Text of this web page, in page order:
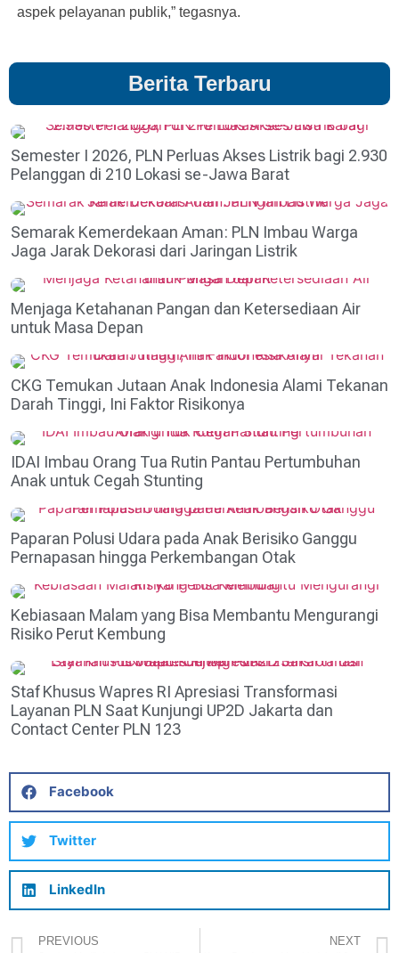
aspek pelayanan publik,” tegasnya.
Berita Terbaru
Semester I 2026, PLN Perluas Akses Listrik bagi 2.930
Pelanggan di 210 Lokasi se-Jawa Barat
Semarak Kemerdekaan Aman: PLN Imbau Warga
Jaga Jarak Dekorasi dari Jaringan Listrik
Menjaga Ketahanan Pangan dan Ketersediaan Air
untuk Masa Depan
CKG Temukan Jutaan Anak Indonesia Alami Tekanan
Darah Tinggi, Ini Faktor Risikonya
IDAI Imbau Orang Tua Rutin Pantau Pertumbuhan
Anak untuk Cegah Stunting
Paparan Polusi Udara pada Anak Berisiko Ganggu
Pernapasan hingga Perkembangan Otak
Kebiasaan Malam yang Bisa Membantu Mengurangi
Risiko Perut Kembung
Staf Khusus Wapres RI Apresiasi Transformasi
Layanan PLN Saat Kunjungi UP2D Jakarta dan
Contact Center PLN 123
Facebook
Twitter
LinkedIn
PREVIOUS NEXT